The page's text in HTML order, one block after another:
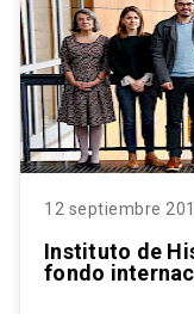
12 septiembre
Instituto de
fondo